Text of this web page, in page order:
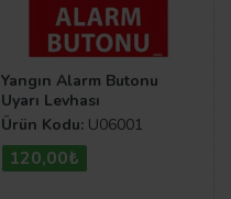
Yangın Alarm Butonu
Uyarı Levhası
Ürün Kodu: U06001
120,00₺